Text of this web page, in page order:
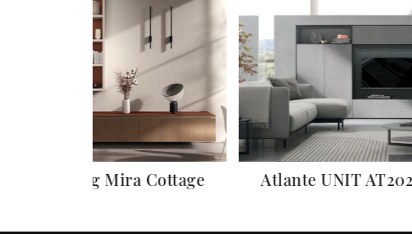
Living Mira Cottage Atlante UNIT AT202